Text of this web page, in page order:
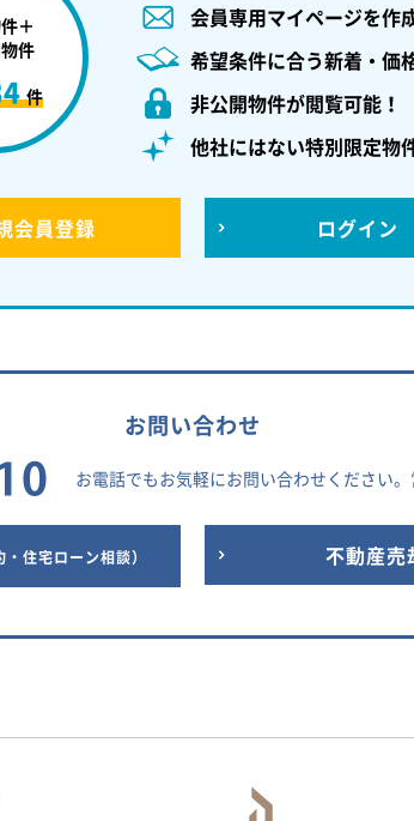
＋
件
件
会員専用マイページを作
希望条件に合う新着・価
非公開物件が閲覧可能！
他社にはない特別限定物
会員登録 ログイン
お問い合わせ
お電話でもお気軽にお問い合わせください。
・住宅ローン相談） 不動産売